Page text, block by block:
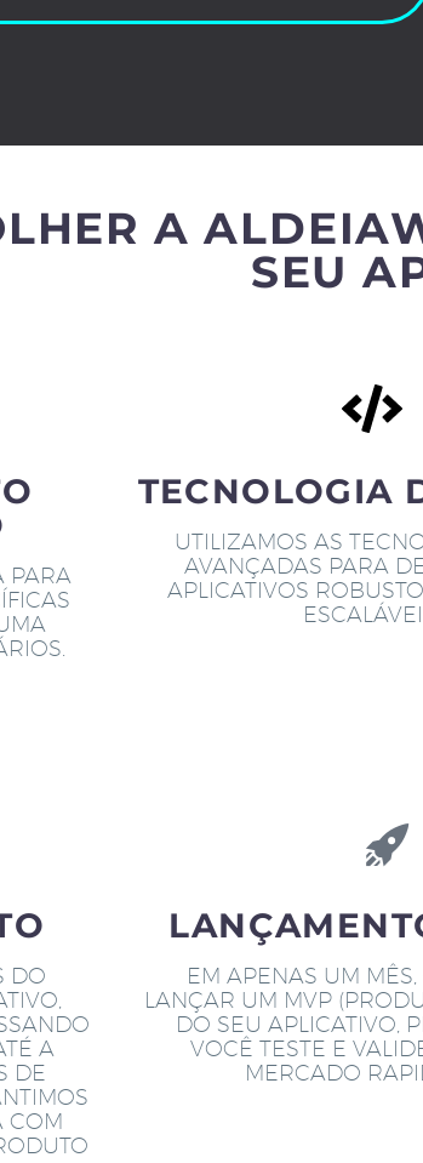
A
SEU
PARA
TECNOLOGIA
UTILIZAMOS AS
AVANÇADAS PARA
APLICATIVOS
DO
A
DE
COM
EM APENAS UM
LANÇAR UM MVP
DO SEU APLICATIVO,
VOCÊ TESTE E
MERCADO